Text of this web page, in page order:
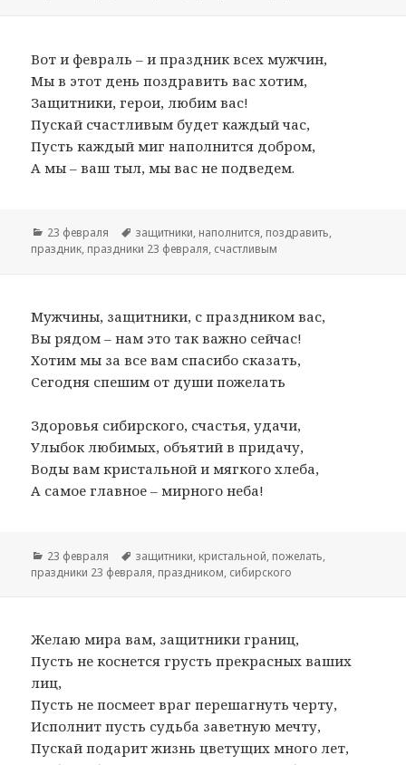
Вот и февраль – и праздник всех мужчин,
Мы в этот день поздравить вас хотим,
Защитники, герои, любим вас!
Пускай счастливым будет каждый час,
Пусть каждый миг наполнится добром,
А мы – ваш тыл, мы вас не подведем.
Рубрики
23 февраля Метки
защитники, наполнится, поздравить,
праздник, праздники 23 февраля, счастливым
Мужчины, защитники, с праздником вас,
Вы рядом – нам это так важно сейчас!
Хотим мы за все вам спасибо сказать,
Сегодня спешим от души пожелать
Здоровья сибирского, счастья, удачи,
Улыбок любимых, объятий в придачу,
Воды вам кристальной и мягкого хлеба,
А самое главное – мирного неба!
Рубрики
23 февраля Метки
защитники, кристальной, пожелать,
праздники 23 февраля, праздником, сибирского
Желаю мира вам, защитники границ,
Пусть не коснется грусть прекрасных ваших
лиц,
Пусть не посмеет враг перешагнуть черту,
Исполнит пусть судьба заветную мечту,
Пускай подарит жизнь цветущих много лет,